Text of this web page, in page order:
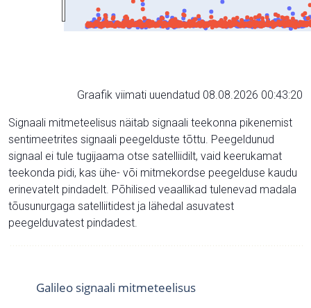
Graafik viimati uuendatud 08.08.2026 00:43:20
Signaali mitmeteelisus näitab signaali teekonna pikenemist
sentimeetrites signaali peegelduste tõttu. Peegeldunud
signaal ei tule tugijaama otse satelliidilt, vaid keerukamat
teekonda pidi, kas ühe- või mitmekordse peegelduse kaudu
erinevatelt pindadelt. Põhilised veaallikad tulenevad madala
tõusunurgaga satelliitidest ja lähedal asuvatest
peegelduvatest pindadest.
Galileo signaali mitmeteelisus